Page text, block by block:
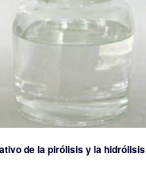
de la pirólisis y la hidrólisis